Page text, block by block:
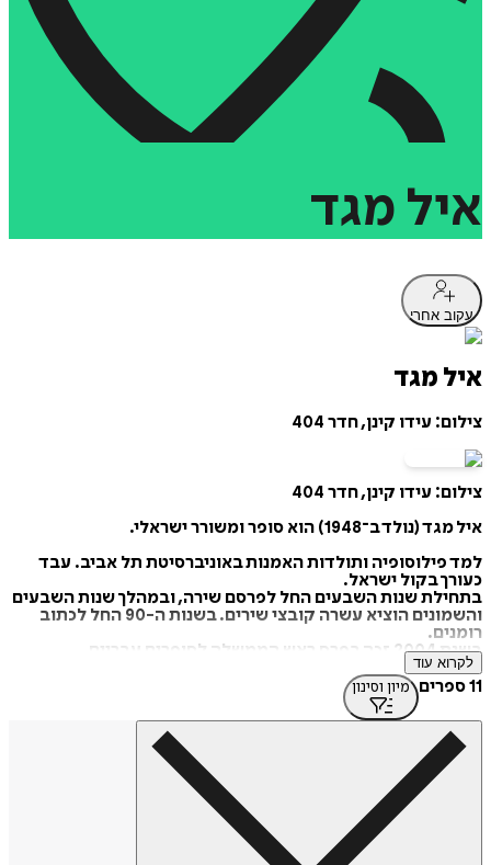
איל מגד
עקוב אחרי
איל מגד
צילום: עידו קינן, חדר 404
צילום: עידו קינן, חדר 404
איל מגד (נולד ב־1948) הוא סופר ומשורר ישראלי.
למד פילוסופיה ותולדות האמנות באוניברסיטת תל אביב. עבד
כעורך בקול ישראל.
בתחילת שנות השבעים החל לפרסם שירה, ובמהלך שנות השבעים
והשמונים הוציא עשרה קובצי שירים. בשנות ה-90 החל לכתוב
רומנים.
בשנת 2004 זכה בפרס ראש הממשלה לסופרים עבריים.
מקור: ויקיפדיה
https://tinyurl.com/dzfanx7b
לקרוא עוד
11 ספרים מיון וסינון